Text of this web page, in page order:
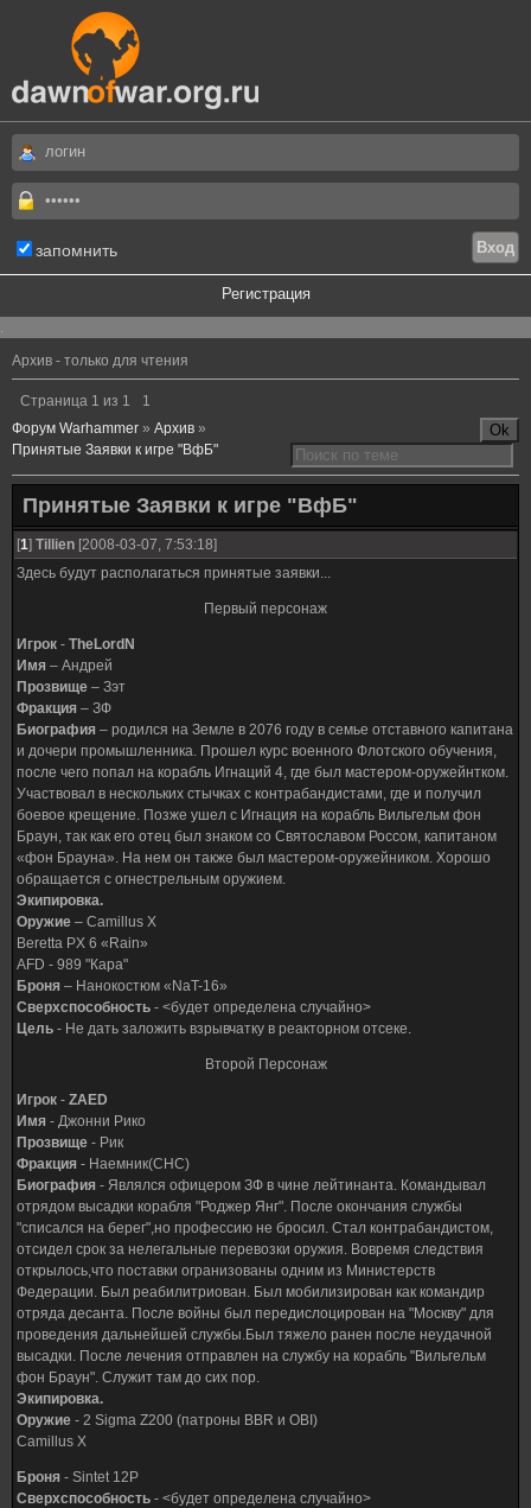
запомнить
Регистрация
.
Архив - только для чтения
Страница 1 из 1
1
Форум Warhammer » Архив »
Принятые Заявки к игре "ВфБ"
Принятые Заявки к игре "ВфБ"
[1] Tillien [2008-03-07, 7:53:18]
Здесь будут располагаться принятые заявки...
Первый персонаж
Игрок - TheLordN
Имя – Андрей
Прозвище – Зэт
Фракция – ЗФ
Биография – родился на Земле в 2076 году в семье отставного капитана
и дочери промышленника. Прошел курс военного Флотского обучения,
после чего попал на корабль Игнаций 4, где был мастером-оружейнтком.
Участвовал в нескольких стычках с контрабандистами, где и получил
боевое крещение. Позже ушел с Игнация на корабль Вильгельм фон
Браун, так как его отец был знаком со Святославом Россом, капитаном
«фон Брауна». На нем он также был мастером-оружейником. Хорошо
обращается с огнестрельным оружием.
Экипировка.
Оружие – Camillus X
Beretta PX 6 «Rain»
AFD - 989 "Кара"
Броня – Нанокостюм «NaT-16»
Сверхспособность - <будет определена случайно>
Цель - Не дать заложить взрывчатку в реакторном отсеке.
Второй Персонаж
Игрок - ZAED
Имя - Джонни Рико
Прозвище - Рик
Фракция - Наемник(СНС)
Биография - Являлся офицером ЗФ в чине лейтинанта. Командывал
отрядом высадки корабля "Роджер Янг". После окончания службы
"списался на берег",но профессию не бросил. Стал контрабандистом,
отсидел срок за нелегальные перевозки оружия. Вовремя следствия
открылось,что поставки огранизованы одним из Министерств
Федерации. Был реабилитриован. Был мобилизирован как командир
отряда десанта. После войны был передислоцирован на "Москву" для
проведения дальнейшей службы.Был тяжело ранен после неудачной
высадки. После лечения отправлен на службу на корабль "Вильгельм
фон Браун". Служит там до сих пор.
Экипировка.
Оружие - 2 Sigma Z200 (патроны BBR и OBI)
Camillus X
Броня - Sintet 12P
Сверхспособность - <будет определена случайно>